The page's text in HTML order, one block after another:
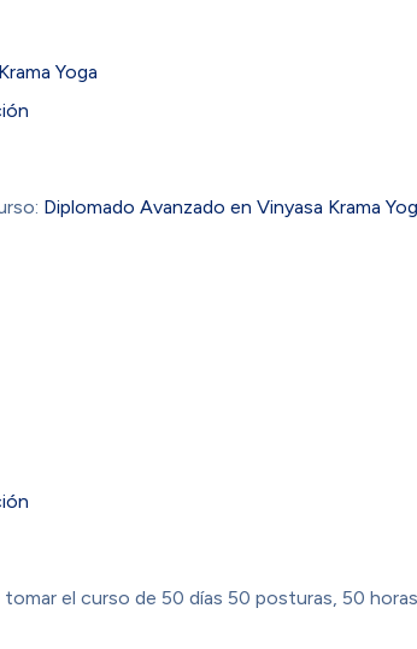
Yoga
Diplomado Avanzado en Vinyasa Krama
el curso de 50 días 50 posturas, 50